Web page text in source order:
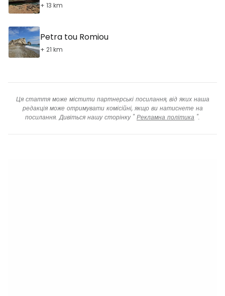
+ 13 km
Petra tou Romiou
+ 21 km
Ця стаття може містити партнерські посилання, від яких наша
редакція може отримувати комісійні, якщо ви натиснете на
посилання. Дивіться нашу сторінку " Рекламна політика ".